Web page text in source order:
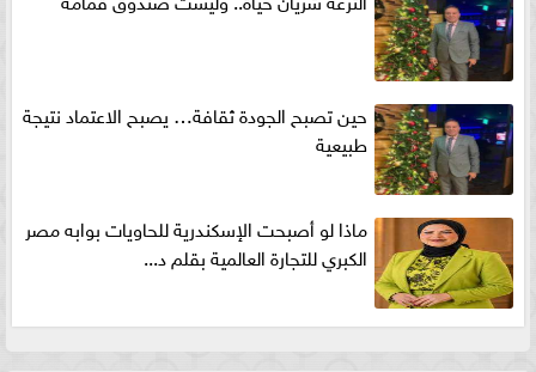
حين تصبح الجودة ثقافة… يصبح الاعتماد نتيجة
طبيعية
ماذا لو أصبحت الإسكندرية للحاويات بوابه مصر
الكبري للتجارة العالمية بقلم د...